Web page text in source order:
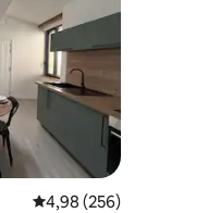
skaits: 128
Vidējais vērtējums:
4,98 (256)